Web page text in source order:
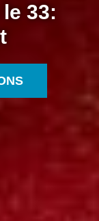
33: